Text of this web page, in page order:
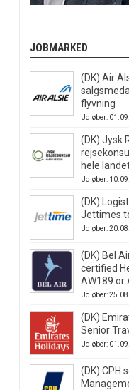
JOBMARKED
(DK) Air
flyvning
Udløber:
(DK) Jysk
hele
Udløber:
(DK)
Jettimes
Udløber:
(DK) Bel
certified
AW189 or
Udløber:
(DK)
Senior
Udløber:
(DK) CPH